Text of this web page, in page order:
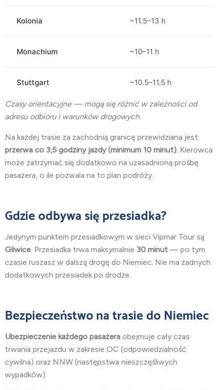
Kolonia ~11.5–13 h
Monachium ~10–11 h
Stuttgart ~10.5–11.5 h
Czasy orientacyjne — mogą się różnić w zależności od
adresu odbioru i warunków drogowych.
Na każdej trasie za zachodnią granicę przewidziana jest
przerwa co 3,5 godziny jazdy (minimum 10 minut) . Kierowca
może zatrzymać się dodatkowo na uzasadnioną prośbę
pasażera, o ile pozwala na to plan podróży.
Gdzie odbywa się przesiadka?
Jedynym punktem przesiadkowym w sieci Vipmar Tour są
Gliwice . Przesiadka trwa maksymalnie 30 minut — po tym
czasie ruszasz w dalszą drogę do Niemiec. Nie ma żadnych
dodatkowych przesiadek po drodze.
Bezpieczeństwo na trasie do Niemiec
Ubezpieczenie każdego pasażera obejmuje cały czas
trwania przejazdu w zakresie OC (odpowiedzialność
cywilna) oraz NNW (następstwa nieszczęśliwych
wypadków).